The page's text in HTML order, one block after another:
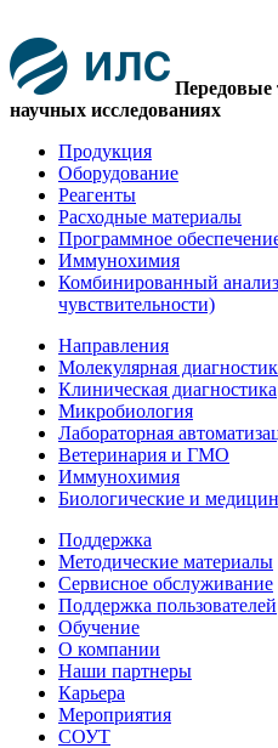
Передовые
научных исследованиях
Продукция
Оборудование
Реагенты
Расходные материалы
Программное
Иммунохимия
Комбинированный
чувствительности)
Направления
Молекулярная
Клиническая диагностика
Микробиология
Лабораторная
Ветеринария и ГМО
Иммунохимия
Биологические и
Поддержка
Методические материалы
Сервисное обслуживание
Поддержка пользователей
Обучение
О компании
Наши партнеры
Карьера
Мероприятия
СОУТ